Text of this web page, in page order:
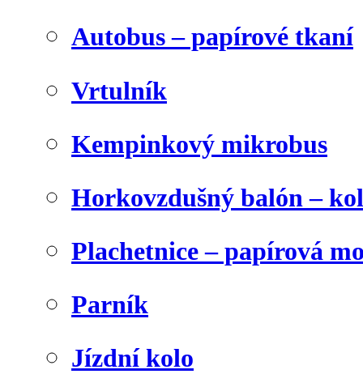
Autobus – papírové tkaní
Vrtulník
Kempinkový mikrobus
Horkovzdušný balón –
Plachetnice – papírová
Parník
Jízdní kolo